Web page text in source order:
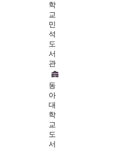
학
교
민
석
도
서
관
동
아
대
학
교
도
서